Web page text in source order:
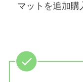
マットを追加購